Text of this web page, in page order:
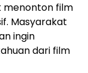
menonton film
Masyarakat
ingin
dari film